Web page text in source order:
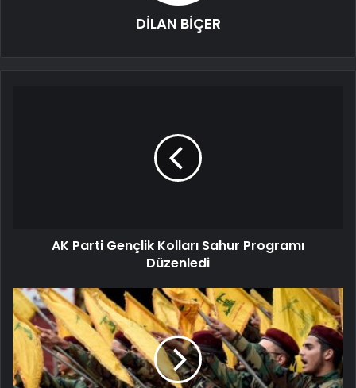
DİLAN BİÇER
AK Parti Gençlik Kolları Sahur Programı
Düzenledi